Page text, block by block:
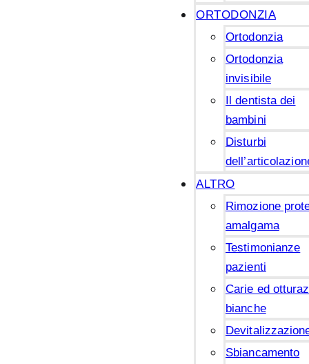
ORTODONZIA
Ortodonzia
Ortodonzia
invisibile
Il dentista dei
bambini
Disturbi
ALTRO
Rimozione
amalgama
Testimonianze
pazienti
Carie ed
bianche
Sbiancamento